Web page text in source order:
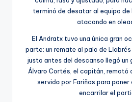
terminó de desatar al equipo
atacando en
El Andratx tuvo una única gran
parte: un remate al palo de Llabrés
justo antes del descanso llegó un
Álvaro Cortés, el capitán, remató
servido por Fariñas para poner
encarrilar el